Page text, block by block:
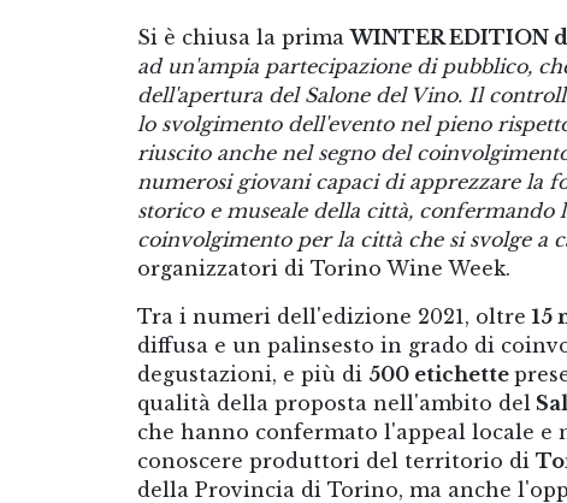
Si è chiusa la primaWINTER EDITION
ad un'ampia partecipazione di pubblico,
dell'apertura del Salone del Vino. Il
lo svolgimento dell'evento nel pieno
riuscito anche nel segno del
numerosi giovani capaci di apprezzare la
storico e museale della città,
coinvolgimento per la città che si svolge a
organizzatori di Torino Wine Week.
Tra i numeri dell'edizione 2021, oltre 15
diffusa e un palinsesto in grado di
degustazioni, e più di 500 etichette
qualità della proposta nell'ambito del
che hanno confermato l'appeal locale
conoscere produttori del territorio di
della Provincia di Torino, ma anche